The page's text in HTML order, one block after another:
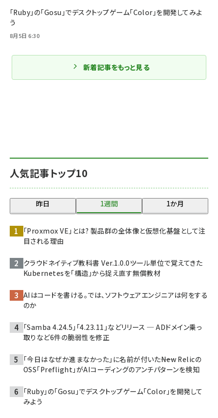
人気記事トップ10
昨日 1週間 1か月
「Proxmox VE」とは? 製品群の全体像と仮想化基盤として注
目される理由
クラウドネイティブ教科書 Ver.1.0.0――ツール単位で覚えてきた
Kubernetesを「構造」から捉え直す無償教材
AIはコードを書ける。では、ソフトウェアエンジニアは何をする
のか
「Samba 4.24.5」「4.23.11」などリリース ─ ADドメイン乗っ
取りなど6件の脆弱性を修正
「今日はなぜか進まなかった」に名前が付いた――New Relicの
OSS「Preflight」がAIコーディングのアンチパターンを検知
「Ruby」の「Gosu」でデスクトップゲーム「Color」を開発して
みよう
「Ruby」の「Gosu」でデスクトップゲーム「Color」を開発してみよ
う
8月5日 6:30
新着記事をもっと見る